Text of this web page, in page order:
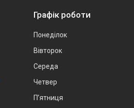
Графік роботи
Понеділок
Вівторок
Середа
Четвер
Пʼятниця